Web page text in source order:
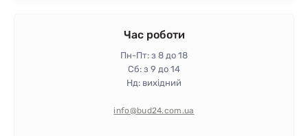
Гарантія та повернення
Політика конфіденційності
Час роботи
Пн-Пт: з 8 до 18
Сб: з 9 до 14
Нд: вихідний
info@bud24.com.ua